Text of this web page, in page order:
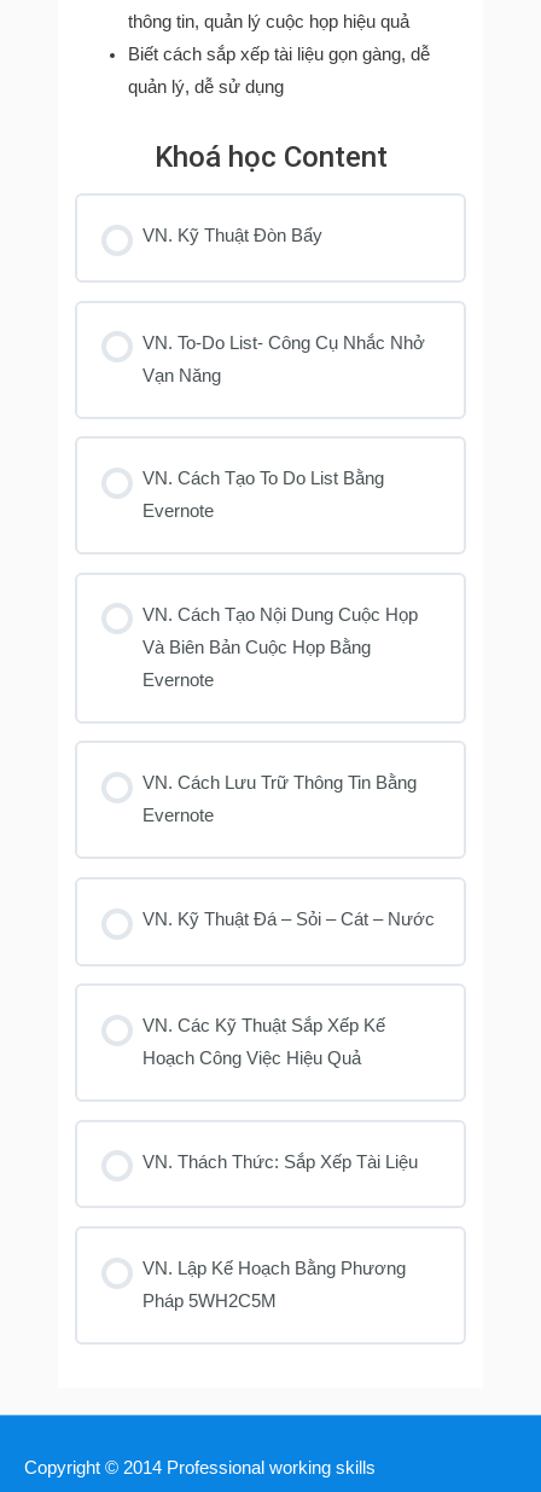
thông tin, quản lý cuộc họp hiệu quả
Biết cách sắp xếp tài liệu gọn gàng, dễ
quản lý, dễ sử dụng
Khoá học Content
VN. Kỹ Thuật Đòn Bẩy
VN. To-Do List- Công Cụ Nhắc Nhở
Vạn Năng
VN. Cách Tạo To Do List Bằng
Evernote
VN. Cách Tạo Nội Dung Cuộc Họp
Và Biên Bản Cuộc Họp Bằng
Evernote
VN. Cách Lưu Trữ Thông Tin Bằng
Evernote
VN. Kỹ Thuật Đá – Sỏi – Cát – Nước
VN. Các Kỹ Thuật Sắp Xếp Kế
Hoạch Công Việc Hiệu Quả
VN. Thách Thức: Sắp Xếp Tài Liệu
VN. Lập Kế Hoạch Bằng Phương
Pháp 5WH2C5M
Copyright © 2014 Professional working skills